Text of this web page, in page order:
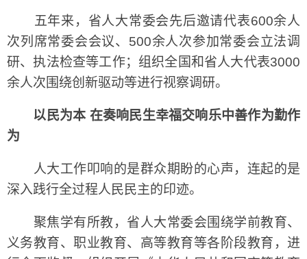
五年来，省人大常委会先后邀请代表600余人
次列席常委会会议、500余人次参加常委会立法调
研、执法检查等工作；组织全国和省人大代表3000
余人次围绕创新驱动等进行视察调研。
以民为本 在奏响民生幸福交响乐中善作为勤作
为
人大工作叩响的是群众期盼的心声，连起的是
深入践行全过程人民民主的印迹。
聚焦学有所教，省人大常委会围绕学前教育、
义务教育、职业教育、高等教育等各阶段教育，进